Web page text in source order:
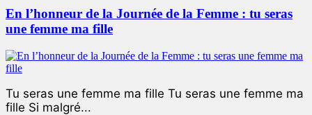
En l’honneur de la Journée de la Femme : tu seras
une femme ma fille
Tu seras une femme ma fille Tu seras une femme ma
fille Si malgré...